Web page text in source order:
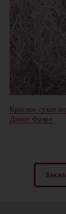
Красное сухое
Дампт Фрэр»